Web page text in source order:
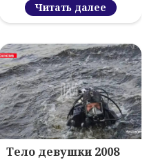
Читать далее
Тело девушки 2008